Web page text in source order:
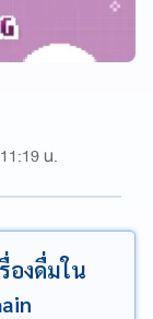
น.
องดื่มใน